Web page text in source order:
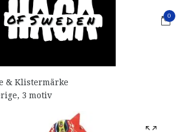
0
& Klistermärke
3 motiv